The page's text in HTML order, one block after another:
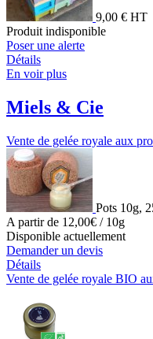
9,00 € HT
Produit indisponible
Poser une alerte
Détails
En voir plus
Miels & Cie
Vente de gelée royale aux
Pots 10g,
A partir de 12,00€ / 10g
Disponible actuellement
Demander un devis
Détails
Vente de gelée royale BIO